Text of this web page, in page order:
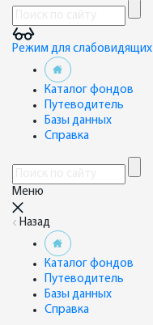
Режим для слабовидящих
Каталог фондов
Путеводитель
Базы данных
Справка
Меню
Назад
Каталог фондов
Путеводитель
Базы данных
Справка